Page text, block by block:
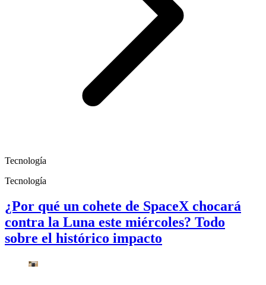
Tecnología
Tecnología
¿Por qué un cohete de SpaceX chocará
contra la Luna este miércoles? Todo
sobre el histórico impacto